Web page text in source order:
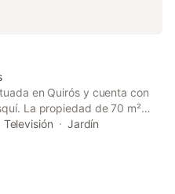
en Quirós y cuenta con
La propiedad de 70 m²
2 dormitorios y 1 baño,
personas. Los servicios
Este establecimiento
con jardín, terraza
plaza de aparcamiento
Televisión
Jardín